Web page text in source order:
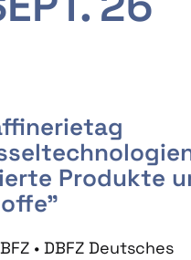
Produkte
• DBFZ Deutsches